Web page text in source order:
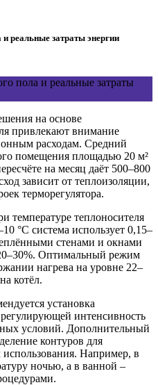
реальные затраты энергии
на основе
привлекают внимание
расходам. Средний
помещения площадью 20 м²
на месяц даёт 500–800
зависит от теплоизоляции,
терморегулятора.
температуре теплоносителя
°C система использует 0,15–
стенами и окнами
Оптимальный режим
нагрева на уровне 22–
котёл.
установка
интенсивность
условий. Дополнительный
контуров для
Например, в
ночью, а в ванной –